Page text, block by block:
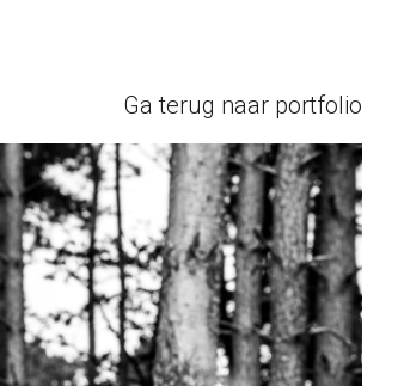
Ga terug naar portfolio